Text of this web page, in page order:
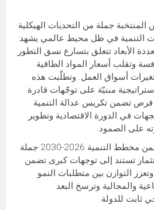
المنتخبة جملة من التحديات الهيكلية
التنمية في ظل محيط عالمي يشهد
الأبعاد تتعلق بتسارع نسق التطور
وتقلب أسعار المواد الطاقية
وتغيرات أسواق العمل. وتطلّبت هذه
مبنيّة على توجّهات قادرة
تضمن تكريس عدالة التنمية
في الدورة الاقتصادية وتطوير
على الصمود.
وانطلاقا من التحديات، تضمن مخطط التنمية 2026-2030 جملة
تستند إلى توجهات كبرى تضمن
التوازن بين متطلبات النمو
والمجالية وترسخ البعد
ثابت للدولة.